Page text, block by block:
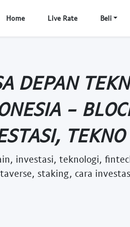
Home Live Rate Beli
DEPAN
-
investasi, teknologi,
staking, cara